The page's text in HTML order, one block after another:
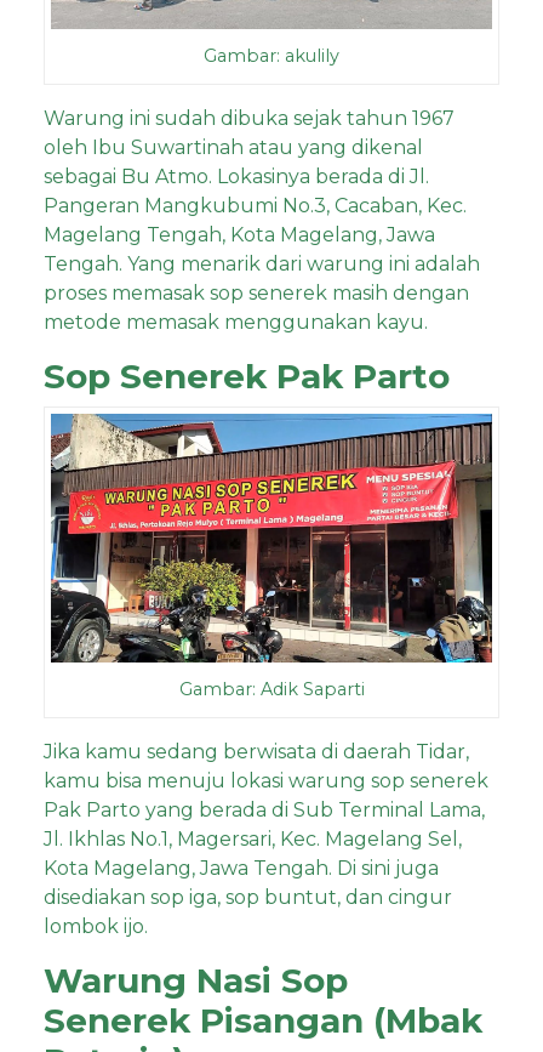
Gambar: akulily
Warung ini sudah dibuka sejak tahun 1967
oleh Ibu Suwartinah atau yang dikenal
sebagai Bu Atmo. Lokasinya berada diJl.
Pangeran Mangkubumi No.3, Cacaban, Kec.
Magelang Tengah, Kota Magelang, Jawa
Tengah. Yang menarik dari warung ini adalah
proses memasak sop senerek masih dengan
metode memasak menggunakan kayu.
Sop Senerek Pak Parto
Gambar: Adik Saparti
Jika kamu sedang berwisata di daerah Tidar,
kamu bisa menuju lokasi warung sop senerek
Pak Parto yang berada di Sub Terminal Lama,
Jl. Ikhlas No.1, Magersari, Kec. Magelang Sel,
Kota Magelang, Jawa Tengah. Di sini juga
disediakan sop iga, sop buntut, dan cingur
lombok ijo.
Warung Nasi Sop
Senerek Pisangan (Mbak